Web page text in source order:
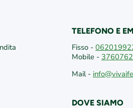
TELEFONO E
Fisso -
Mobile -
Mail -
DOVE SIAMO